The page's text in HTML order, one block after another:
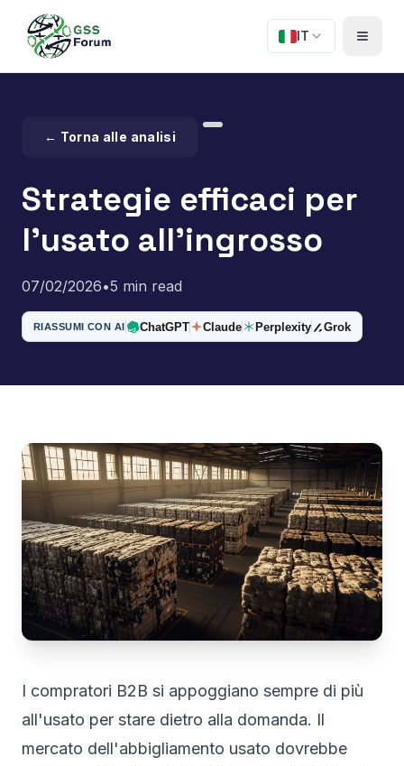
IT
← Torna alle analisi
Strategie efficaci per
l'usato all'ingrosso
07/02/2026•5 min read
RIASSUMI CON AI ChatGPT Claude Perplexity Grok
I compratori B2B si appoggiano sempre di più
all'usato per stare dietro alla domanda. Il
mercato dell'abbigliamento usato dovrebbe